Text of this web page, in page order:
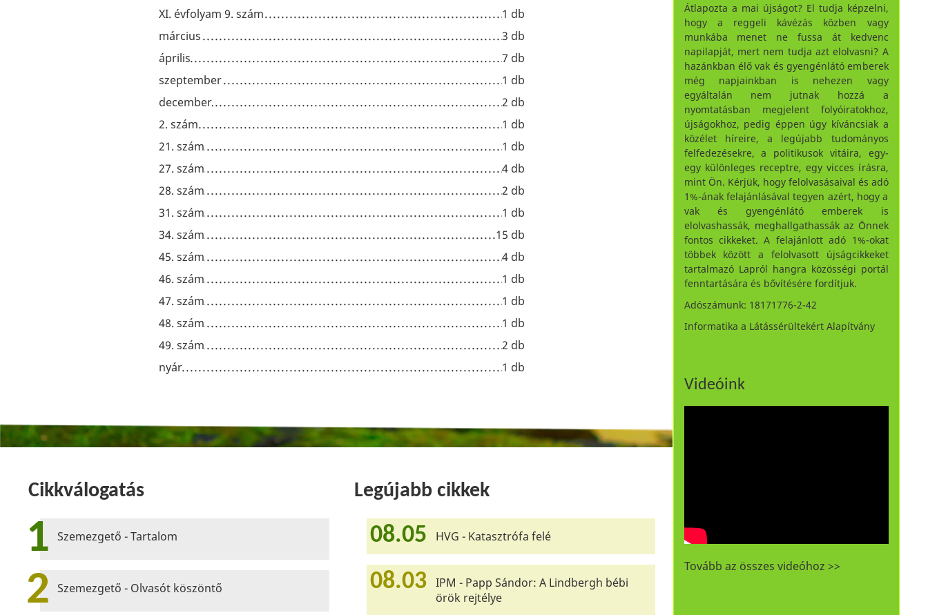
XI. évfolyam 9. szám
1 db
március
3 db
április
7 db
szeptember
1 db
december
2 db
2. szám
1 db
21. szám
1 db
27. szám
4 db
28. szám
2 db
31. szám
1 db
34. szám
15 db
45. szám
4 db
46. szám
1 db
47. szám
1 db
48. szám
1 db
49. szám
2 db
nyár
1 db
Cikkválogatás
1 Szemezgető - Tartalom
2 Szemezgető - Olvasót köszöntő
Legújabb cikkek
08.05 HVG - Katasztrófa felé
08.03
IPM - Papp Sándor: A Lindbergh bébi
örök rejtélye
Átlapozta a mai újságot? El tudja képzelni,
hogy a reggeli kávézás közben vagy
munkába menet ne fussa át kedvenc
napilapját, mert nem tudja azt elolvasni? A
hazánkban élő vak és gyengénlátó emberek
még napjainkban is nehezen vagy
egyáltalán nem jutnak hozzá a
nyomtatásban megjelent folyóiratokhoz,
újságokhoz, pedig éppen úgy kíváncsiak a
közélet híreire, a legújabb tudományos
felfedezésekre, a politikusok vitáira, egy-
egy különleges receptre, egy vicces írásra,
mint Ön. Kérjük, hogy felolvasásaival és adó
1%-ának felajánlásával tegyen azért, hogy a
vak és gyengénlátó emberek is
elolvashassák, meghallgathassák az Önnek
fontos cikkeket. A felajánlott adó 1%-okat
többek között a felolvasott újságcikkeket
tartalmazó Lapról hangra közösségi portál
fenntartására és bővítésére fordítjuk.
Adószámunk: 18171776-2-42
Informatika a Látássérültekért Alapítvány
Videóink
Tovább az összes videóhoz >>